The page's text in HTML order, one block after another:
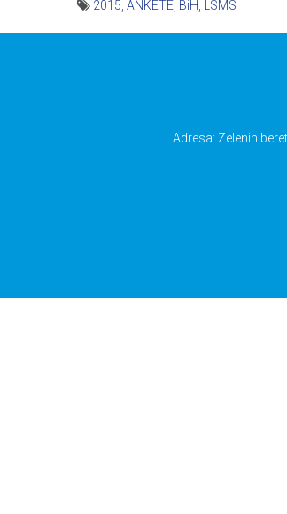
2015 ANKETE BiH LSMS
Adresa: Zelenih